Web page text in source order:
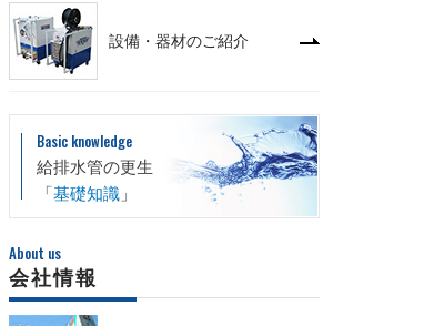
設備・器材のご紹介
Basic knowledge
給排水管の更生
「基礎知識 」
About us
会社情報